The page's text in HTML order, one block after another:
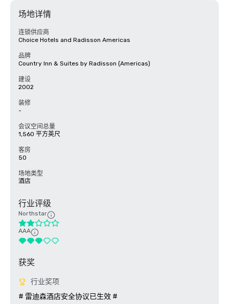
场地详情
连锁供应商
Choice Hotels and Radisson Americas
品牌
Country Inn & Suites by Radisson (Americas)
建设
2002
装修
-
会议空间总量
1,560 平方英尺
客房
50
场地类型
酒店
行业评级
Northstar
AAA
获奖
行业奖项
# 雷迪森酒店安全协议已生效 #